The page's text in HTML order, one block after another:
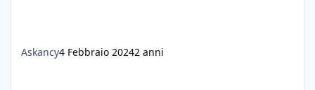
Askancy4 Febbraio 20242 anni